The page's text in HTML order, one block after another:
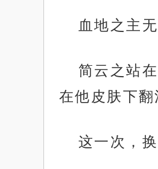
血地之主
简云之站
在他皮肤下翻
这一次，换